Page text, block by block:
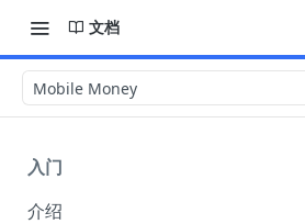
文档
Mobile Money
入门
介绍